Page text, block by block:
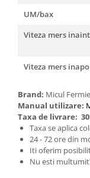
Chingi
Clesti auto
Compresoare auto
Cricuri
Modulatoare FM
Perii de zapada si
Pompe de transfer
Decoratiuni,
Craciun
Accesorii si
UM/bax
Viteza mers
Viteza mers
Brand: Micul
Manual utilizare:
Taxa de livrare:
Taxa se aplica
24 - 72 ore din
Iti oferim
Nu esti